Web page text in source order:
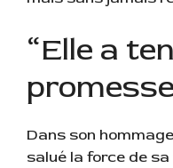
“Elle a
Dans son
salué la force de sa